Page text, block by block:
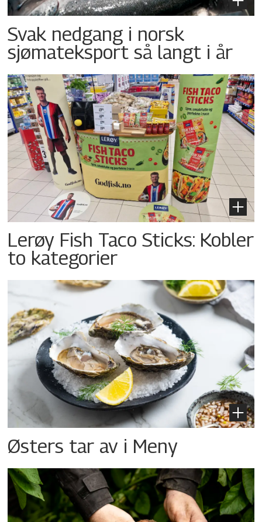
Svak nedgang i norsk
sjømateksport så langt i år
Lerøy Fish Taco Sticks: Kobler
to kategorier
Østers tar av i Meny